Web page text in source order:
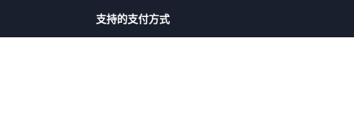
支持的支付方式